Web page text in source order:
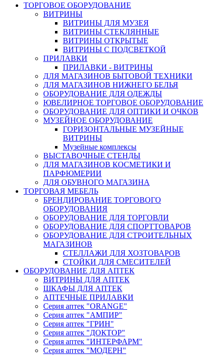
ТОРГОВОЕ ОБОРУДОВАНИЕ
ВИТРИНЫ
ВИТРИНЫ ДЛЯ МУЗЕЯ
ВИТРИНЫ СТЕКЛЯННЫЕ
ВИТРИНЫ ОТКРЫТЫЕ
ВИТРИНЫ С ПОДСВЕТКОЙ
ПРИЛАВКИ
ПРИЛАВКИ - ВИТРИНЫ
ДЛЯ МАГАЗИНОВ БЫТОВОЙ ТЕХНИКИ
ДЛЯ МАГАЗИНОВ НИЖНЕГО БЕЛЬЯ
ОБОРУДОВАНИЕ ДЛЯ ОДЕЖДЫ
ЮВЕЛИРНОЕ ТОРГОВОЕ ОБОРУДОВАНИЕ
ОБОРУДОВАНИЕ ДЛЯ ОПТИКИ И ОЧКОВ
МУЗЕЙНОЕ ОБОРУДОВАНИЕ
ГОРИЗОНТАЛЬНЫЕ МУЗЕЙНЫЕ
ВИТРИНЫ
Музейные комплексы
ВЫСТАВОЧНЫЕ СТЕНДЫ
ДЛЯ МАГАЗИНОВ КОСМЕТИКИ И
ПАРФЮМЕРИИ
ДЛЯ ОБУВНОГО МАГАЗИНА
ТОРГОВАЯ МЕБЕЛЬ
БРЕНДИРОВАНИЕ ТОРГОВОГО
ОБОРУДОВАНИЯ
ОБОРУДОВАНИЕ ДЛЯ ТОРГОВЛИ
ОБОРУДОВАНИЕ ДЛЯ СПОРТТОВАРОВ
ОБОРУДОВАНИЕ ДЛЯ СТРОИТЕЛЬНЫХ
МАГАЗИНОВ
СТЕЛЛАЖИ ДЛЯ ХОЗТОВАРОВ
СТОЙКИ ДЛЯ СМЕСИТЕЛЕЙ
ОБОРУДОВАНИЕ ДЛЯ АПТЕК
ВИТРИНЫ ДЛЯ АПТЕК
ШКАФЫ ДЛЯ АПТЕК
АПТЕЧНЫЕ ПРИЛАВКИ
Серия аптек "ORANGE"
Серия аптек "АМПИР"
Серия аптек "ГРИН"
Серия аптек "ДОКТОР"
Серия аптек "ИНТЕРФАРМ"
Серия аптек "МОДЕРН"